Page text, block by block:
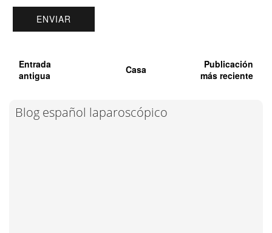
Entrada
antigua
Casa
Publicación
más reciente
Blog español laparoscópico